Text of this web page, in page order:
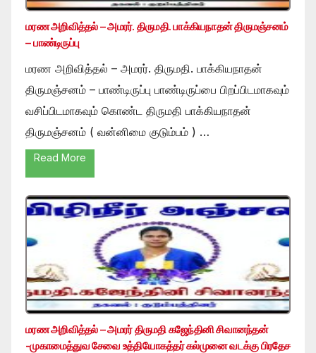
மரண அறிவித்தல் – அமரர். திருமதி. பாக்கியநாதன் திருமஞ்சனம்
– பாண்டிருப்பு
மரண அறிவித்தல் – அமரர். திருமதி. பாக்கியநாதன்
திருமஞ்சனம் – பாண்டிருப்பு பாண்டிருப்பை பிறப்பிடமாகவும்
வசிப்பிடமாகவும் கொண்ட திருமதி பாக்கியநாதன்
திருமஞ்சனம் ( வன்னிமை குடும்பம் ) …
Read More
மரண அறிவித்தல் – அமரர் திருமதி கஜேந்தினி சிவானந்தன்
-முகாமைத்துவ சேவை உத்தியோகத்தர் கல்முனை வடக்கு பிரதேச